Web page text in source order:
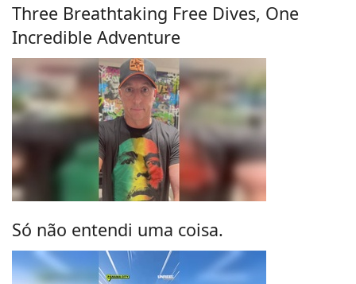
Three Breathtaking Free Dives, One
Incredible Adventure
Só não entendi uma coisa.